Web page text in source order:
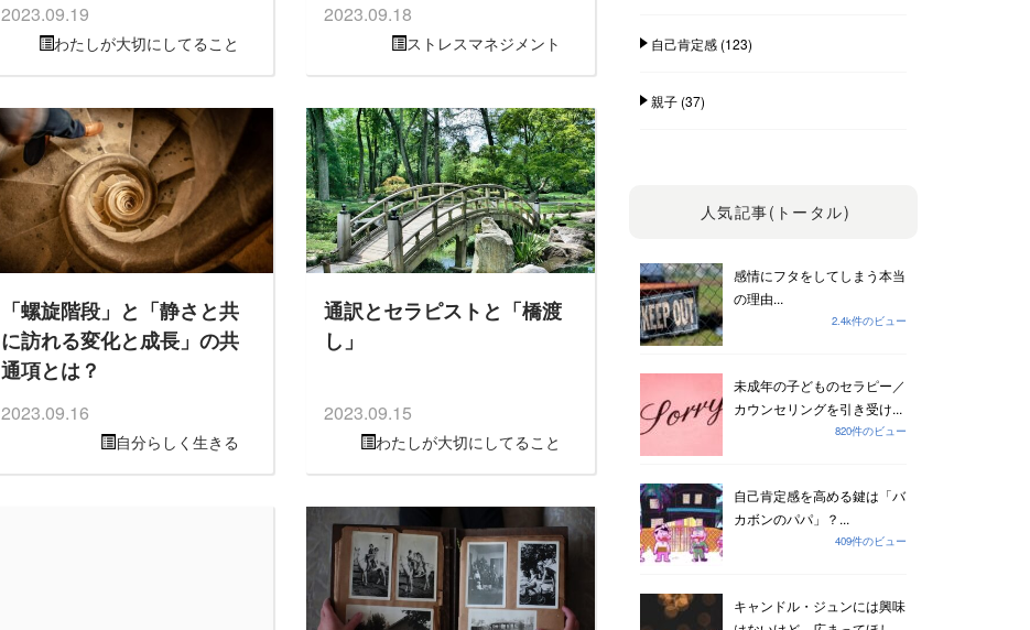
2023.09.19
わたしが大切にしてること
2023.09.18
ストレスマネジメント
「螺旋階段」と「静さと共
に訪れる変化と成長」の共
通項とは？
2023.09.16
自分らしく生きる
通訳とセラピストと「橋渡
し」
2023.09.15
わたしが大切にしてること
自己肯定感(123)
親子(37)
人気記事(トータル)
感情にフタをしてしまう本当
の理由...
2.4k件のビュー
未成年の子どものセラピー／
カウンセリングを引き受け...
820件のビュー
自己肯定感を高める鍵は「バ
カボンのパパ」？...
409件のビュー
キャンドル・ジュンには興味